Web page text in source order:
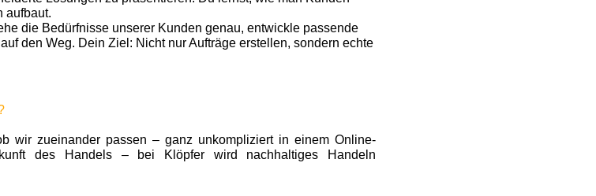
aufbaut.
die Bedürfnisse unserer Kunden genau, entwickle passende
den Weg. Dein Ziel: Nicht nur Aufträge erstellen, sondern echte
wir zueinander passen – ganz unkompliziert in einem Online-
des Handels – bei Klöpfer wird nachhaltiges Handeln